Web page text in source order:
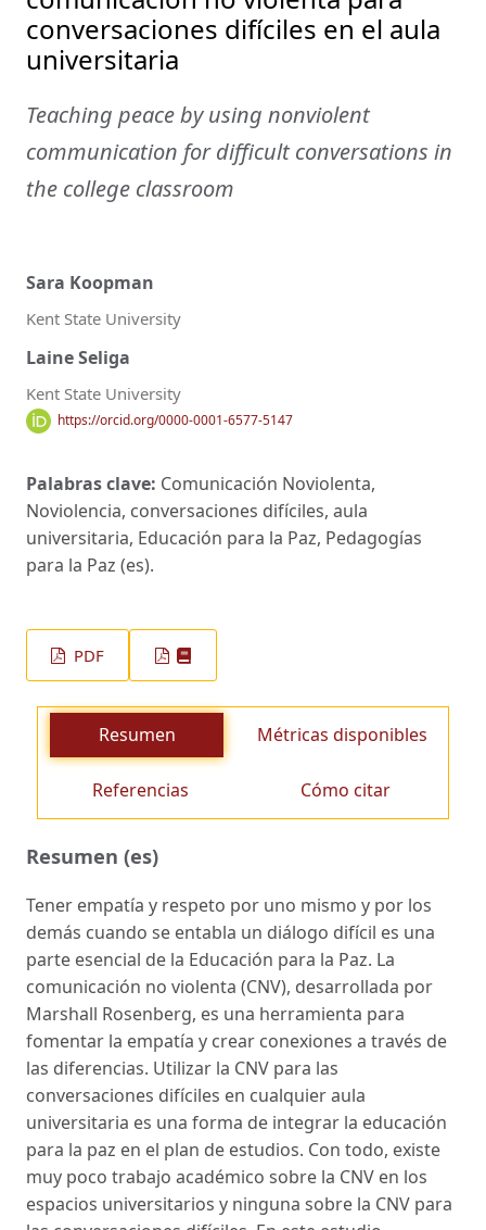
conversaciones difíciles en el aula
universitaria
Teaching peace by using nonviolent
communication for difficult conversations in
the college classroom
Sara Koopman
Kent State University
Laine Seliga
Kent State University
https://orcid.org/0000-0001-6577-5147
Palabras clave: Comunicación Noviolenta,
Noviolencia, conversaciones difíciles, aula
universitaria, Educación para la Paz, Pedagogías
para la Paz (es).
PDF
Resumen Métricas disponibles
Referencias Cómo citar
Resumen (es)
Tener empatía y respeto por uno mismo y por los
demás cuando se entabla un diálogo difícil es una
parte esencial de la Educación para la Paz. La
comunicación no violenta (CNV), desarrollada por
Marshall Rosenberg, es una herramienta para
fomentar la empatía y crear conexiones a través de
las diferencias. Utilizar la CNV para las
conversaciones difíciles en cualquier aula
universitaria es una forma de integrar la educación
para la paz en el plan de estudios. Con todo, existe
muy poco trabajo académico sobre la CNV en los
espacios universitarios y ninguna sobre la CNV para